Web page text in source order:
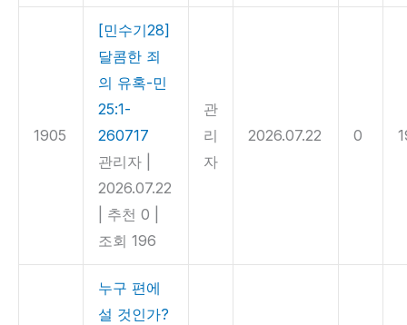
1905
[민수기28]
달콤한 죄
의 유혹-민
25:1-
260717
관리자
2026.07.22
추천 0
조회 196
관
리
자
2026.07.22 0
누구 편에
설 것인가?